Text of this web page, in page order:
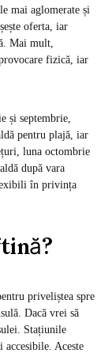
mai aglomerate și
oferta, iar
Mai mult,
fizică, iar
și septembrie,
pentru plajă, iar
luna octombrie
după vara
în privința
priveliștea spre
Dacă vrei să
Stațiunile
Aceste